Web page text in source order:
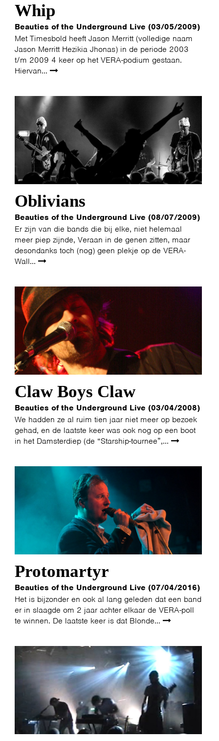
ARTDIVISIONFOTO’S NIEUWS
INFOWEBSHOP MIJN TICKETS
Whip
Beauties of the Underground Live (03/05/2009)
Met Timesbold heeft Jason Merritt (volledige naam
Jason Merritt Hezikia Jhonas) in de periode 2003
t/m 2009 4 keer op het VERA-podium gestaan.
Hiervan...
Oblivians
Beauties of the Underground Live (08/07/2009)
Er zijn van die bands die bij elke, niet helemaal
meer piep zijnde, Veraan in de genen zitten, maar
desondanks toch (nog) geen plekje op de VERA-
Wall...
Claw Boys Claw
Beauties of the Underground Live (03/04/2008)
We hadden ze al ruim tien jaar niet meer op bezoek
gehad, en de laatste keer was ook nog op een boot
in het Damsterdiep (de “Starship-tournee”,...
Protomartyr
Beauties of the Underground Live (07/04/2016)
Het is bijzonder en ook al lang geleden dat een band
er in slaagde om 2 jaar achter elkaar de VERA-poll
te winnen. De laatste keer is dat Blonde...